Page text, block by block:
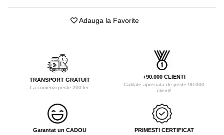
Adauga la Favorite
TRANSPORT GRATUIT
La comenzi peste 200 lei.
+90.000 CLIENTI
Calitate apreciata de peste 90.000
clienti!
Garantat un CADOU PRIMESTI CERTIFICAT